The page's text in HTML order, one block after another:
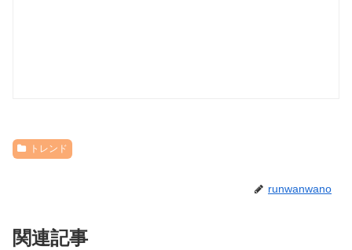
トレンド
runwanwano
関連記事